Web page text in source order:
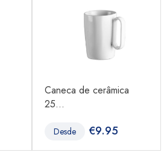
Caneca de cerâmica
25...
Desde €9.95